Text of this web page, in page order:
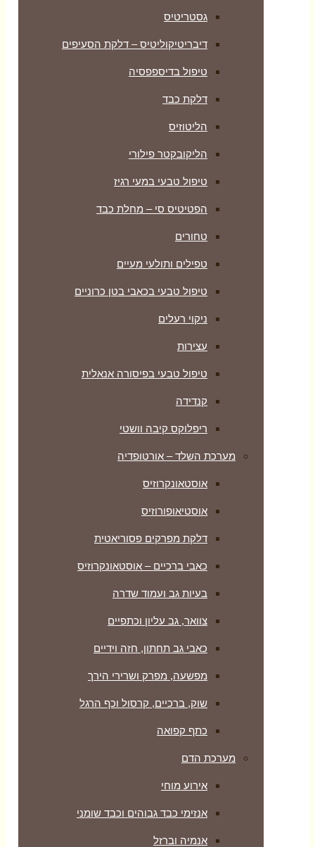
גסטריטיס
דיבריטיקוליטיס – דלקת הסעיפים
טיפול בדיספפסיה
דלקת כבד
הליטוזיס
הליקובקטר פילורי
טיפול טבעי במעי רגיז
הפטיטיס סי – מחלת כבד
טחורים
טפילים ותולעי מעיים
טיפול טבעי בכאבי בטן כרוניים
ניקוי רעלים
עצירות
טיפול טבעי בפיסורה אנאלית
קנדידה
ריפלוקס קיבה וושטי
מערכת השלד – אורטופדיה
אוסטאונקרוזיס
אוסטיאופורוזיס
דלקת מפרקים פסוריאטית
כאבי ברכיים – אוסטאונקרוזיס
בעיות גב ועמוד שדרה
צוואר, גב עליון וכתפיים
כאבי גב תחתון, חזה וידיים
מפשעה, מפרק ושרירי הירך
שוק, ברכיים, קרסול וכף הרגל
כתף קפואה
מערכת הדם
אירוע מוחי
אנזימי כבד גבוהים וכבד שומני
אנמיה וברזל